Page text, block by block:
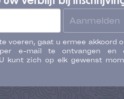
Aanmelden
voeren, gaat u ermee akkoord
per e-mail te ontvangen en
kunt zich op elk gewenst